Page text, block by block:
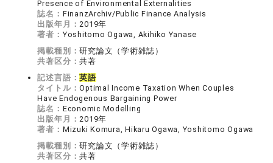
Presence of Environmental Externalities
誌名： FinanzArchiv/Public Finance Analysis
出版年月：2019年
著者： Yoshitomo Ogawa, Akihiko Yanase
掲載種別：研究論文（学術雑誌）
共著区分：共著
記述言語：英語
タイトル：Optimal Income Taxation When Couples
Have Endogenous Bargaining Power
誌名： Economic Modelling
出版年月：2019年
著者： Mizuki Komura, Hikaru Ogawa, Yoshitomo Ogawa
掲載種別：研究論文（学術雑誌）
共著区分：共著